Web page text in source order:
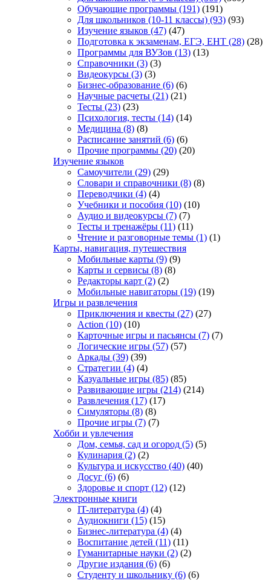
Обучающие программы (191) (191)
Для школьников (10-11 классы) (93) (93)
Изучение языков (47) (47)
Подготовка к экзаменам, ЕГЭ, ЕНТ (28) (28)
Программы для ВУЗов (13) (13)
Справочники (3) (3)
Видеокурсы (3) (3)
Бизнес-образование (6) (6)
Научные расчеты (21) (21)
Тесты (23) (23)
Психология, тесты (14) (14)
Медицина (8) (8)
Расписание занятий (6) (6)
Прочие программы (20) (20)
Изучение языков
Самоучители (29) (29)
Словари и справочники (8) (8)
Переводчики (4) (4)
Учебники и пособия (10) (10)
Аудио и видеокурсы (7) (7)
Тесты и тренажёры (11) (11)
Чтение и разговорные темы (1) (1)
Карты, навигация, путешествия
Мобильные карты (9) (9)
Карты и сервисы (8) (8)
Редакторы карт (2) (2)
Мобильные навигаторы (19) (19)
Игры и развлечения
Приключения и квесты (27) (27)
Action (10) (10)
Карточные игры и пасьянсы (7) (7)
Логические игры (57) (57)
Аркады (39) (39)
Стратегии (4) (4)
Казуальные игры (85) (85)
Развивающие игры (214) (214)
Развлечения (17) (17)
Симуляторы (8) (8)
Прочие игры (7) (7)
Хобби и увлечения
Дом, семья, сад и огород (5) (5)
Кулинария (2) (2)
Культура и искусство (40) (40)
Досуг (6) (6)
Здоровье и спорт (12) (12)
Электронные книги
IT-литература (4) (4)
Аудиокниги (15) (15)
Бизнес-литература (4) (4)
Воспитание детей (11) (11)
Гуманитарные науки (2) (2)
Другие издания (6) (6)
Студенту и школьнику (6) (6)